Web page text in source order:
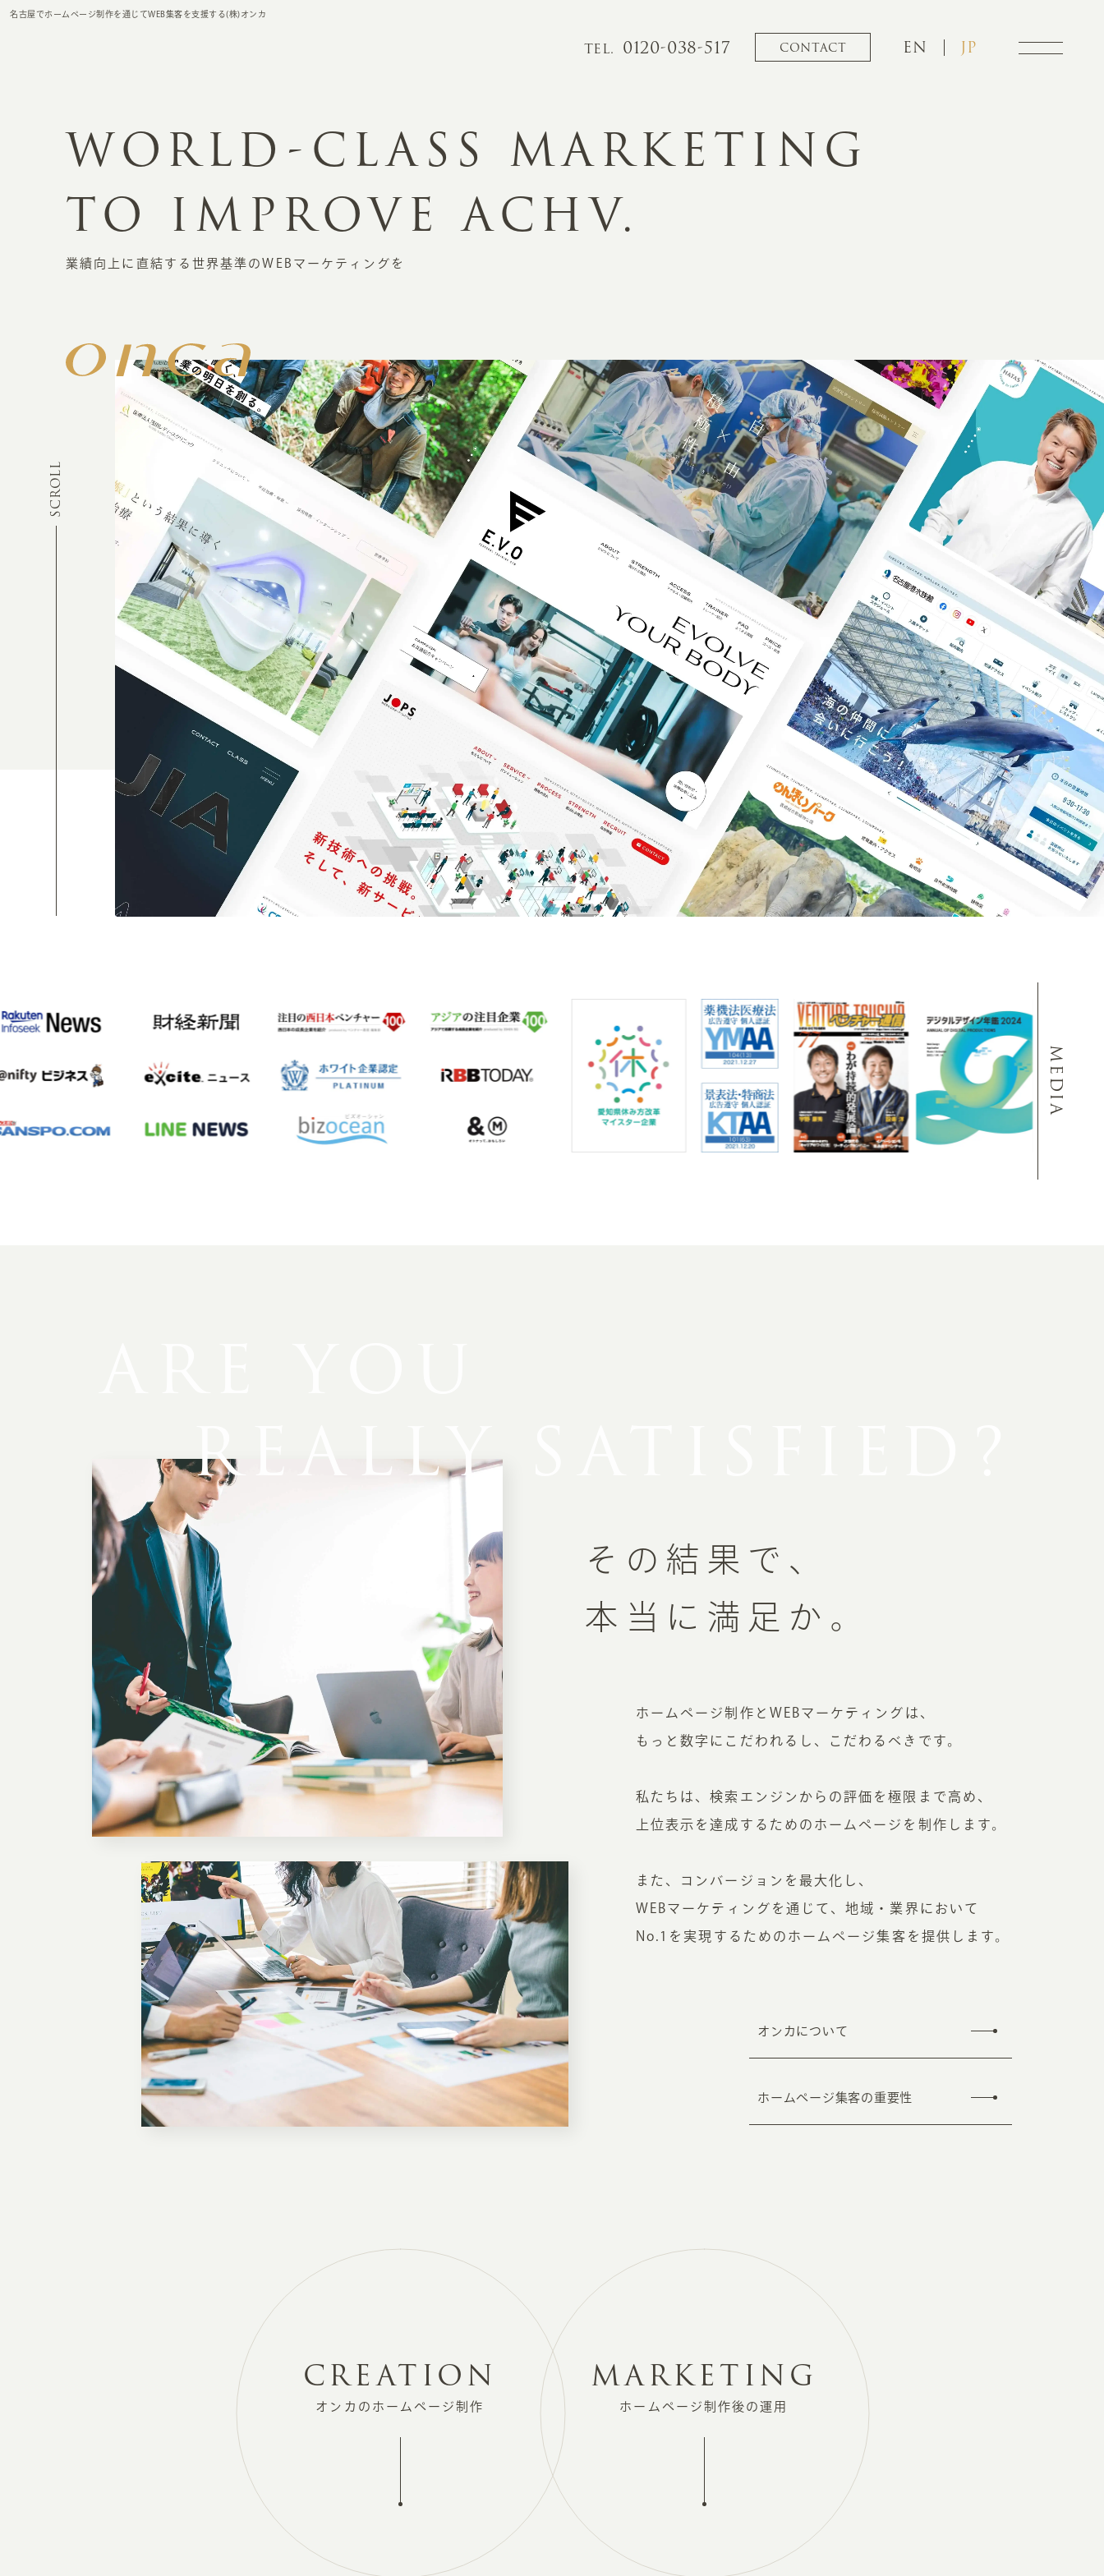
名古屋でホームページ制作を通じてWEB集客を支援する(株)オンカ
TEL. 0120-038-517 CONTACT EN JP
INFORMATION
ホーム
制作実績
ホームページ集客の重要性
よくある質問
お客様の声
ABOUT
オンカについて
オフィス紹介・会社概要
ホームページ集客にかける想い
社会貢献活動
CREATION
クライアント専属チームによる戦略会議
WEB専門のライターがすべての原稿を執筆
最新かつ正しい方法のSEO対策
あらゆる閲覧環境を想定したレスポンシブデザイン
MARKETING
ホームページ制作後の運用
流入状況を分析・改善するアクセス解析
ターゲットの属性にあわせて訴求する
WORLD-CLASS MARKETING
TO IMPROVE ACHV.
業績向上に直結する世界基準のWEBマーケティングを
SCROLL
MEDIA
REALLY
その結果で、
本当に満足か。
ホームページ制作とWEBマーケティングは、
もっと数字にこだわれるし、こだわるべきです。
私たちは、検索エンジンからの評価を極限まで高め、
上位表示を達成するためのホームページを制作します。
また、コンバージョンを最大化し、
WEBマーケティングを通じて、地域・業界において
No.1を実現するためのホームページ集客を提供します。
オンカについて
ホームページ集客の重要性
CREATION
オンカの ホームページ制作
MARKETING
ホームページ制作後の運用